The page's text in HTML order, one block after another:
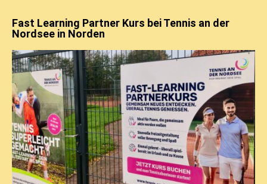
Fast Learning Partner Kurs bei Tennis an der
Nordsee in Norden